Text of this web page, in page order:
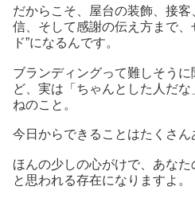
だからこそ、屋台の装飾、接
信、そして感謝の伝え方まで、
ド”になるんです。
ブランディングって難しそう
ど、実は「ちゃんとした人だ
ねのこと。
今日からできることはたくさん
ほんの少しの心がけで、あなた
と思われる存在になりますよ。